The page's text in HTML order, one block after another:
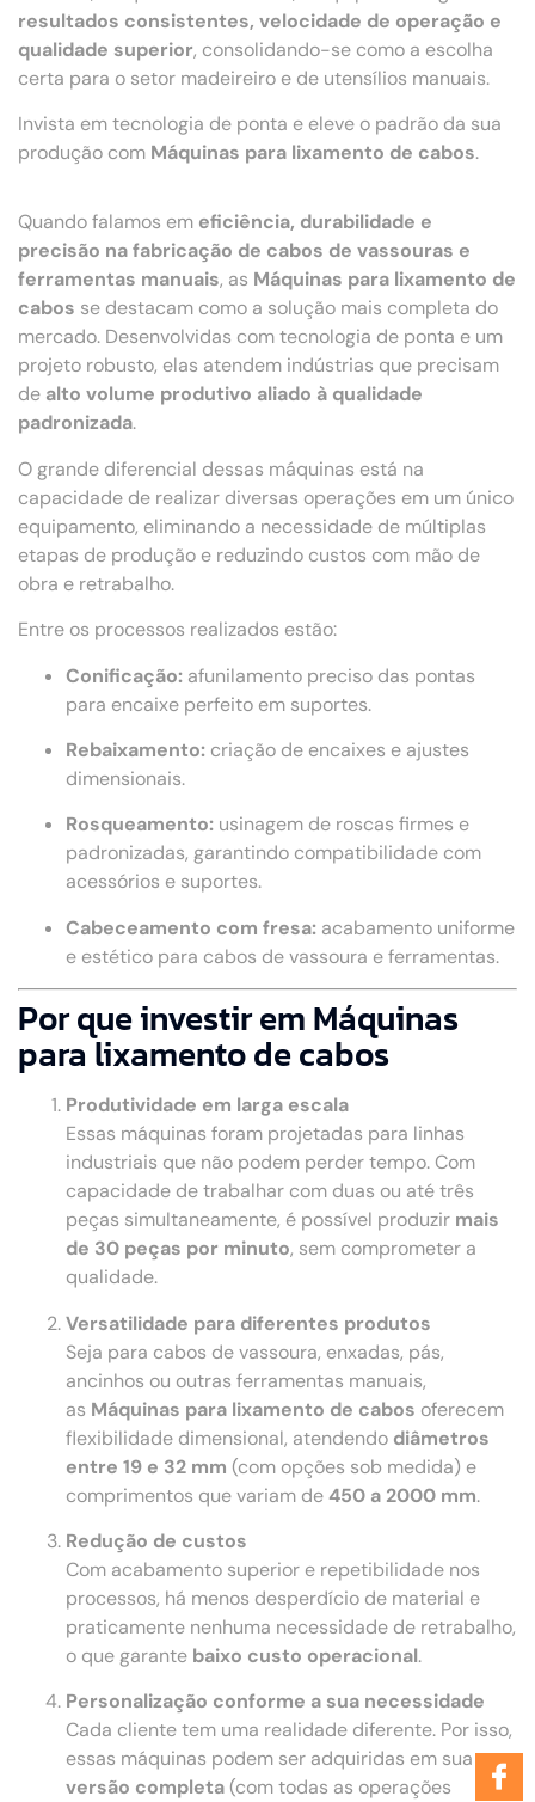
resultados consistentes, velocidade de operação e
qualidade superior, consolidando-se como a escolha
certa para o setor madeireiro e de utensílios manuais.
Invista em tecnologia de ponta e eleve o padrão da sua
produção com Máquinas para lixamento de cabos.
Quando falamos em eficiência, durabilidade e
precisão na fabricação de cabos de vassouras e
ferramentas manuais, as Máquinas para lixamento de
cabos se destacam como a solução mais completa do
mercado. Desenvolvidas com tecnologia de ponta e um
projeto robusto, elas atendem indústrias que precisam
de alto volume produtivo aliado à qualidade
padronizada.
O grande diferencial dessas máquinas está na
capacidade de realizar diversas operações em um único
equipamento, eliminando a necessidade de múltiplas
etapas de produção e reduzindo custos com mão de
obra e retrabalho.
Entre os processos realizados estão:
Conificação: afunilamento preciso das pontas
para encaixe perfeito em suportes.
Rebaixamento: criação de encaixes e ajustes
dimensionais.
Rosqueamento: usinagem de roscas firmes e
padronizadas, garantindo compatibilidade com
acessórios e suportes.
Cabeceamento com fresa: acabamento uniforme
e estético para cabos de vassoura e ferramentas.
Por que investir em Máquinas
para lixamento de cabos
Produtividade em larga escala
Essas máquinas foram projetadas para linhas
industriais que não podem perder tempo. Com
capacidade de trabalhar com duas ou até três
peças simultaneamente, é possível produzir mais
de 30 peças por minuto, sem comprometer a
qualidade.
Versatilidade para diferentes produtos
Seja para cabos de vassoura, enxadas, pás,
ancinhos ou outras ferramentas manuais,
as Máquinas para lixamento de cabos oferecem
flexibilidade dimensional, atendendo diâmetros
entre 19 e 32 mm (com opções sob medida) e
comprimentos que variam de450 a 2000 mm.
Redução de custos
Com acabamento superior e repetibilidade nos
processos, há menos desperdício de material e
praticamente nenhuma necessidade de retrabalho,
o que garante baixo custo operacional.
Personalização conforme a sua necessidade
Cada cliente tem uma realidade diferente. Por isso,
essas máquinas podem ser adquiridas em sua
versão completa (com todas as operações